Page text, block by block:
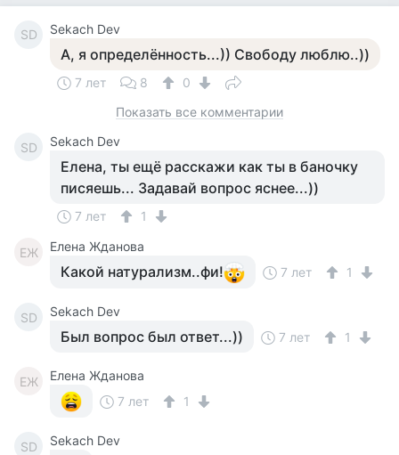
SD Sekach Dev
А, я определённость...)) Свободу люблю..))
7 лет 8
0
Показать все комментарии
SD Sekach Dev
Елена, ты ещё расскажи как ты в баночку
писяешь... Задавай вопрос яснее...))
7 лет 1
ЕЖ Елена Жданова
Какой натурализм..фи! 7 лет 1
SD Sekach Dev
Был вопрос был ответ...)) 7 лет 1
ЕЖ
Елена Жданова
7 лет
1
SD
Sekach Dev